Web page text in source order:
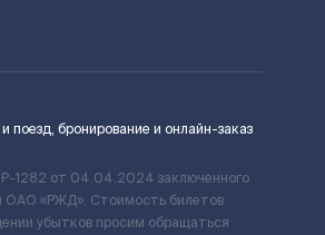
бронирование и онлайн-заказ
1282 от 04.04.2024 заключенного
ОАО «РЖД». Стоимость билетов
убытков просим обращаться